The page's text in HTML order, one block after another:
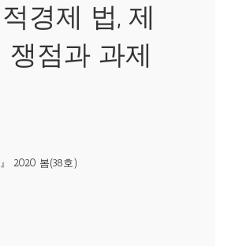
경제 법, 제
쟁점과 과제
』 2020 봄(38호)